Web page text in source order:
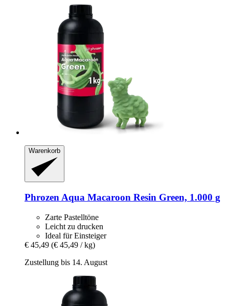
Warenkorb
Phrozen Aqua Macaroon Resin Green, 1.000 g
Zarte Pastelltöne
Leicht zu drucken
Ideal für Einsteiger
€ 45,49 (€ 45,49 / kg)
Zustellung bis 14. August